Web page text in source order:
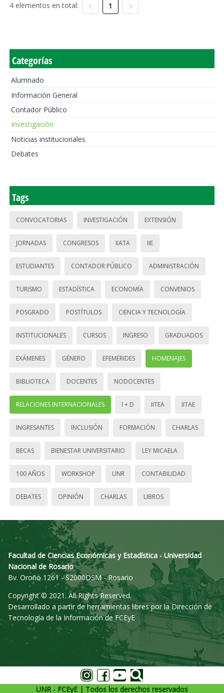
4 elementos en total: 1
Categorías
Alumnado
Información General
Contador Público
Investigación
Noticias institucionales
Debates
Tags
CONVOCATORIAS INVESTIGACIÓN EXTENSIÓN
JORNADAS CONGRESOS IIATA IIE
ESTUDIANTES CONTADOR PÚBLICO ADMINISTRACIÓN
TURISMO ESTADÍSTICA ECONOMÍA CONVENIOS
POSGRADO POSTÍTULOS CIENCIA Y TECNOLOGÍA
INSTITUCIONALES CURSOS INGRESO GRADUADOS
EXÁMENES GÉNERO EFEMÉRIDES HOMENAJES
BIBLIOTECA DOCENTES NODOCENTES
RELACIONES INTERNACIONALES I + D IITEA IITAE
INGRESANTES INCLUSIÓN FORMACIÓN CHARLAS
BECAS BIENESTAR UNIVERSITARIO LEY MICAELA
100 AÑOS WORKSHOP UNR CONTABILIDAD
DEBATES OPINIÓN CHARLAS LIBROS
Facultad de Ciencias Económicas y Estadística - Universidad
Nacional de Rosario
Bv. Oroño 1261 - S2000DSM - Rosario
Copyright © 2021. All Rights Reserved.
Desarrollado a partir de herramientas libres por la Dirección de
Tecnología de la Información de FCEyE
UNR - FCEyE | Todos los derechos reservados